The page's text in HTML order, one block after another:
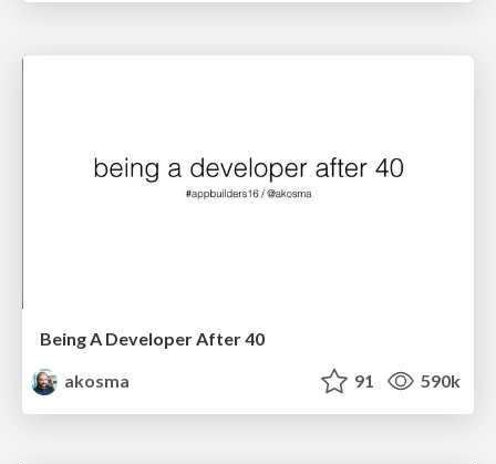
Being A Developer After 40
akosma
91 590k